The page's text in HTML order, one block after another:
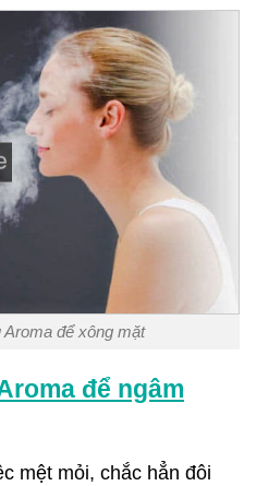
để xông mặt
để ngâm
mệt mỏi, chắc hẳn đôi